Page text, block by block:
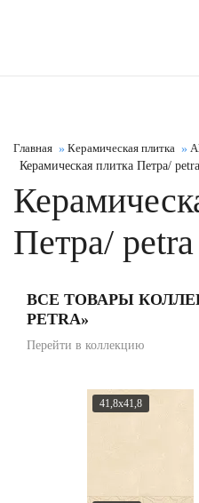
Главная Керамическая плитка
Керамическая плитка Петра/
Петра/
ВСЕ ТОВАРЫ
PETRA»
Перейти в коллекцию
41,8x41,8